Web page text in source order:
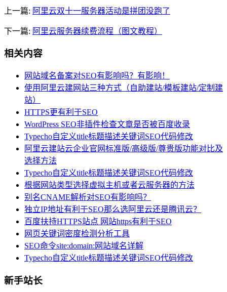
上一篇: 阿里云双十一服务器活动是拼团没跑了
下一篇: 阿里云服务器续费流程（图文教程）
相关内容
网站域名备案对SEO有影响吗？有影响！
使用阿里云建网站三种方式（自助建站/模板建站/定制建
站）
HTTPS更有利于SEO
WordPress SEO非插件检查文章是否被百度收录
Typecho自定义title标题描述关键词SEO代码修改
阿里云建站云企业官网标准版/高级版/尊贵版功能对比及
选择方法
Typecho自定义title标题描述关键词SEO代码修改
根据网站类型选择虚拟主机或者云服务器的方法
别名CNAME解析对SEO有影响吗？
独立IP地址有利于SEO那么选阿里云还是腾讯云？
百度扶持HTTPS站点 网站https有利于SEO
网页关键词密度检测分析工具
SEO命令site:domain:网站域名详解
Typecho自定义title标题描述关键词SEO代码修改
新手站长